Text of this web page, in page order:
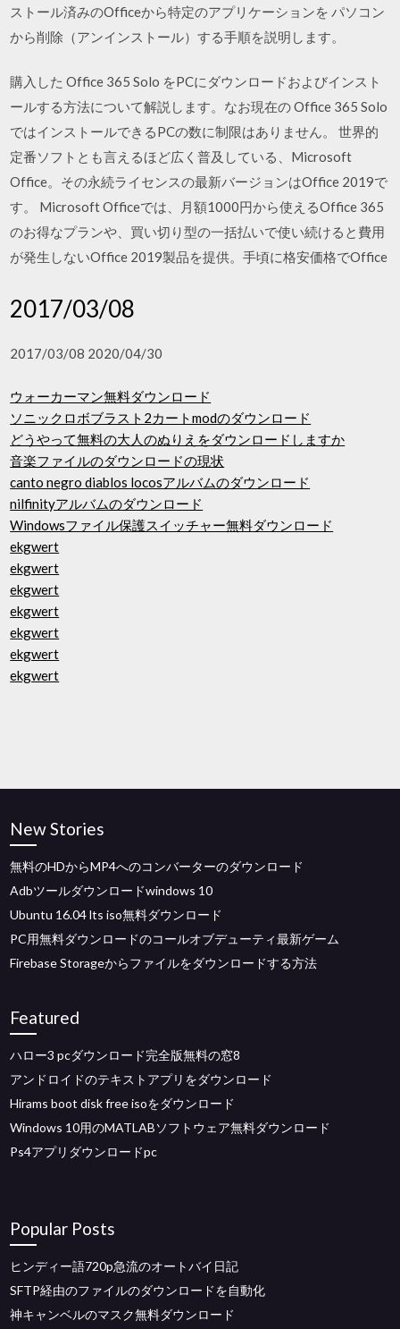
ストール済みのOfficeから特定のアプリケーションを パソコン
から削除（アンインストール）する手順を説明します。
購入した Office 365 Solo をPCにダウンロードおよびインスト
ールする方法について解説します。なお現在の Office 365 Solo
ではインストールできるPCの数に制限はありません。 世界的
定番ソフトとも言えるほど広く普及している、Microsoft
Office。その永続ライセンスの最新バージョンはOffice 2019で
す。 Microsoft Officeでは、月額1000円から使えるOffice 365
のお得なプランや、買い切り型の一括払いで使い続けると費用
が発生しないOffice 2019製品を提供。手頃に格安価格でOffice
2017/03/08
2017/03/08 2020/04/30
ウォーカーマン無料ダウンロード
ソニックロボブラスト2カートmodのダウンロード
どうやって無料の大人のぬりえをダウンロードしますか
音楽ファイルのダウンロードの現状
canto negro diablos locosアルバムのダウンロード
nilfinityアルバムのダウンロード
Windowsファイル保護スイッチャー無料ダウンロード
ekgwert
ekgwert
ekgwert
ekgwert
ekgwert
ekgwert
ekgwert
New Stories
無料のHDからMP4へのコンバーターのダウンロード
Adbツールダウンロードwindows 10
Ubuntu 16.04 lts iso無料ダウンロード
PC用無料ダウンロードのコールオブデューティ最新ゲーム
Firebase Storageからファイルをダウンロードする方法
Featured
ハロー3 pcダウンロード完全版無料の窓8
アンドロイドのテキストアプリをダウンロード
Hirams boot disk free isoをダウンロード
Windows 10用のMATLABソフトウェア無料ダウンロード
Ps4アプリダウンロードpc
Popular Posts
ヒンディー語720p急流のオートバイ日記
SFTP経由のファイルのダウンロードを自動化
神キャンベルのマスク無料ダウンロード